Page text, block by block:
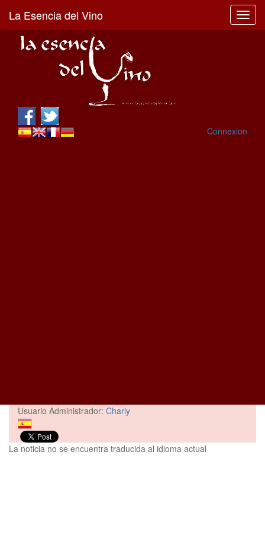
La Esencia del Vino
Connexion
Usuario Administrador: Charly
La noticia no se encuentra traducida al idioma actual